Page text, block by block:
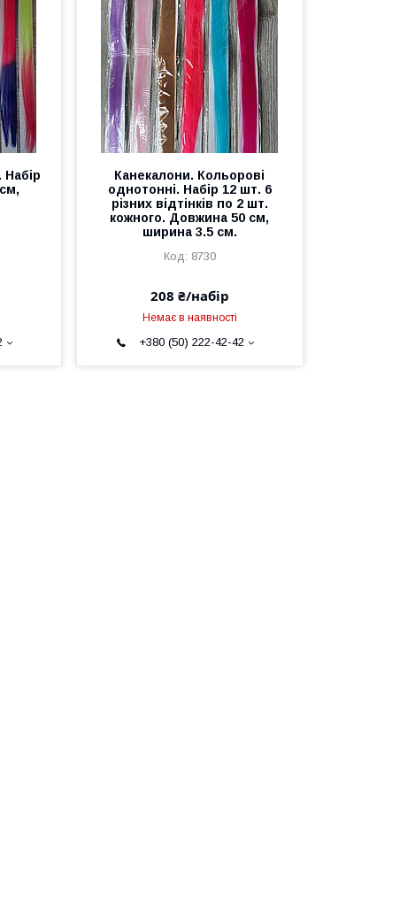
Набір
Канекалони. Кольорові
однотонні. Набір 12 шт. 6
різних відтінків по 2 шт.
кожного. Довжина 50 см,
ширина 3.5 см.
8730
208 ₴/набір
Немає в наявності
+380 (50) 222-42-42